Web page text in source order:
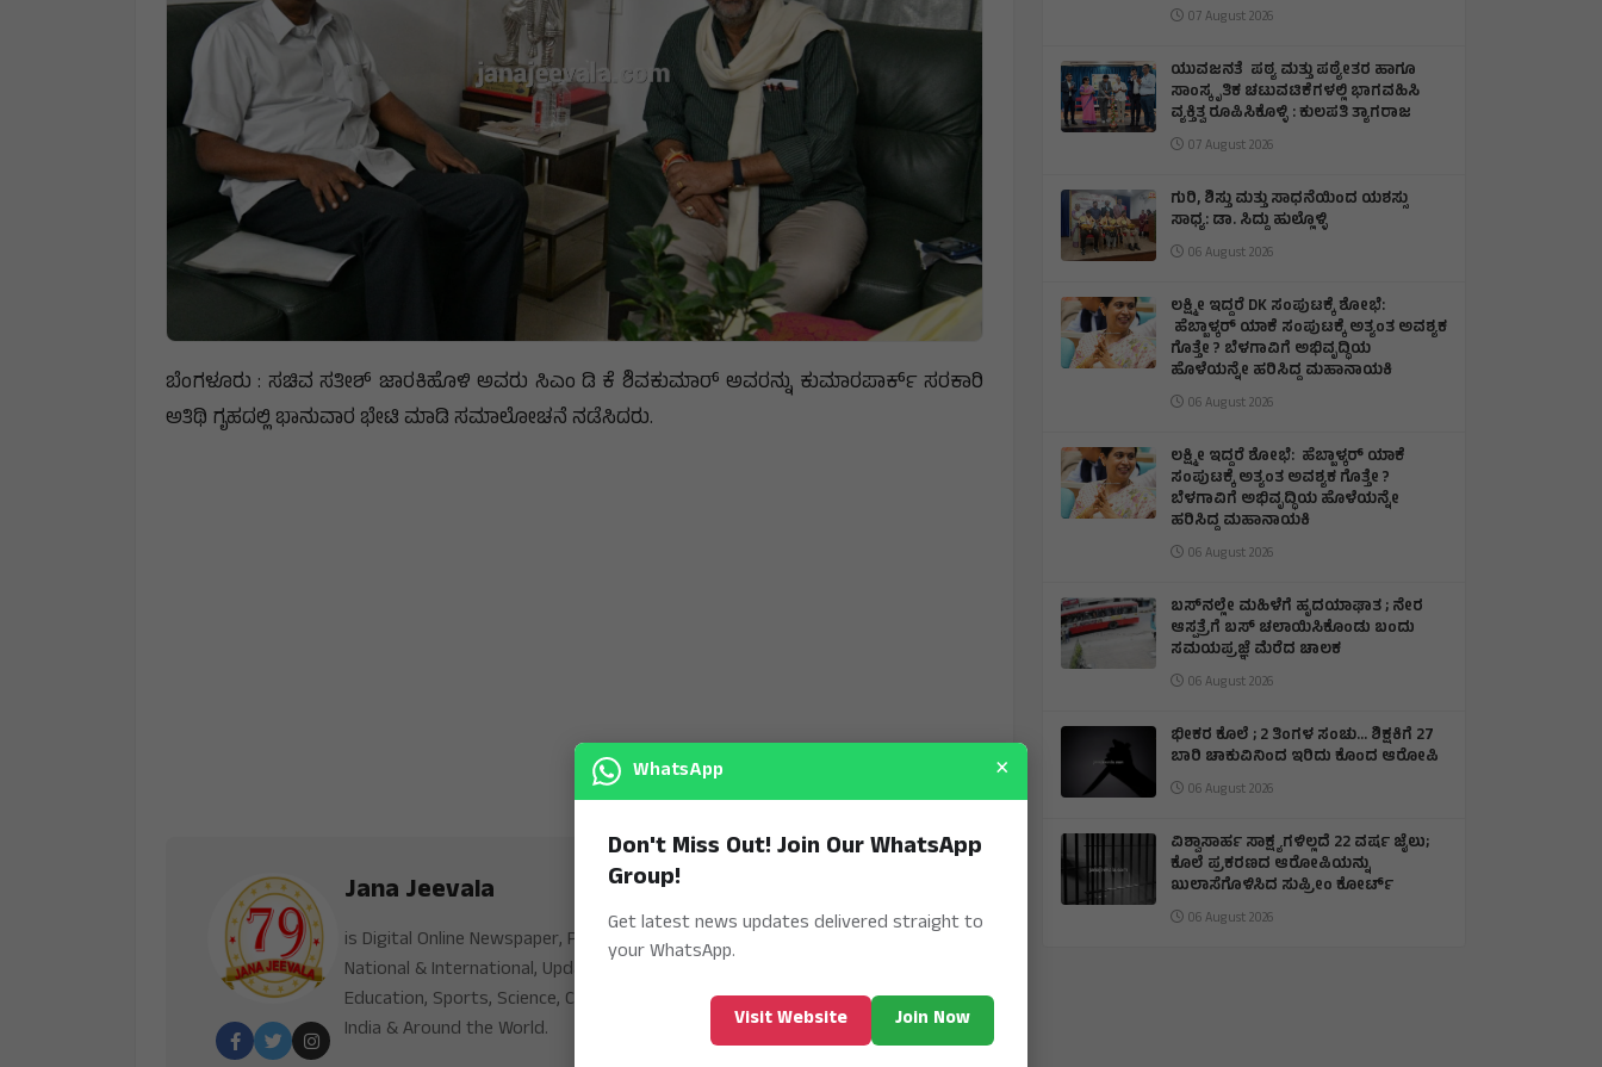
ಬೆಂಗಳೂರು : ಸಚಿವ ಸತೀಶ್ ಜಾರಕಿಹೊಳಿ ಅವರು ಸಿಎಂ ಡಿ ಕೆ ಶಿವಕುಮಾರ್ ಅವರನ್ನು ಕುಮಾರಪಾರ್ಕ್ ಸರಕಾರಿ
ಅತಿಥಿ ಗೃಹದಲ್ಲಿ ಭಾನುವಾರ ಭೇಟಿ ಮಾಡಿ ಸಮಾಲೋಚನೆ ನಡೆಸಿದರು.
Jana Jeevala
is Digital Online Newspaper, Publishing Platform From INDIA. Karnataka,
National & International, Updates including Politics, Business, Crime,
Education, Sports, Science, Current Affairs. Latest Breaking News From
India & Around the World.
07 August 2026
ಯುವಜನತೆ ಪಠ್ಯ ಮತ್ತು ಪಠ್ಯೇತರ ಹಾಗೂ
ಸಾಂಸ್ಕೃತಿಕ ಚಟುವಟಿಕೆಗಳಲ್ಲಿ ಭಾಗವಹಿಸಿ
ವ್ಯಕ್ತಿತ್ವ ರೂಪಿಸಿಕೊಳ್ಳಿ : ಕುಲಪತಿ ತ್ಯಾಗರಾಜ
07 August 2026
ಗುರಿ, ಶಿಸ್ತು ಮತ್ತು ಸಾಧನೆಯಿಂದ ಯಶಸ್ಸು
ಸಾಧ್ಯ: ಡಾ. ಸಿದ್ದು ಹುಲ್ಲೊಳ್ಳಿ
06 August 2026
ಲಕ್ಷ್ಮೀ ಇದ್ದರೆ DK ಸಂಪುಟಕ್ಕೆ ಶೋಭೆ:
ಹೆಬ್ಬಾಳ್ಕರ್ ಯಾಕೆ ಸಂಪುಟಕ್ಕೆ ಅತ್ಯಂತ ಅವಶ್ಯಕ
ಗೊತ್ತೇ ? ಬೆಳಗಾವಿಗೆ ಅಭಿವೃದ್ಧಿಯ
ಹೊಳೆಯನ್ನೇ ಹರಿಸಿದ್ದ ಮಹಾನಾಯಕಿ
06 August 2026
ಲಕ್ಷ್ಮೀ ಇದ್ದರೆ ಶೋಭೆ: ಹೆಬ್ಬಾಳ್ಕರ್ ಯಾಕೆ
ಸಂಪುಟಕ್ಕೆ ಅತ್ಯಂತ ಅವಶ್ಯಕ ಗೊತ್ತೇ ?
ಬೆಳಗಾವಿಗೆ ಅಭಿವೃದ್ಧಿಯ ಹೊಳೆಯನ್ನೇ
ಹರಿಸಿದ್ದ ಮಹಾನಾಯಕಿ
06 August 2026
ಬಸ್‌ನಲ್ಲೇ ಮಹಿಳೆಗೆ ಹೃದಯಾಘಾತ ; ನೇರ
ಆಸ್ಪತ್ರೆಗೆ ಬಸ್‌ ಚಲಾಯಿಸಿಕೊಂಡು ಬಂದು
ಸಮಯಪ್ರಜ್ಞೆ ಮೆರೆದ ಚಾಲಕ
06 August 2026
ಭೀಕರ ಕೊಲೆ ; 2 ತಿಂಗಳ ಸಂಚು… ಶಿಕ್ಷಕಿಗೆ 27
ಬಾರಿ ಚಾಕುವಿನಿಂದ ಇರಿದು ಕೊಂದ ಆರೋಪಿ
06 August 2026
ವಿಶ್ವಾಸಾರ್ಹ ಸಾಕ್ಷ್ಯಗಳಿಲ್ಲದೆ 22 ವರ್ಷ ಜೈಲು;
ಕೊಲೆ ಪ್ರಕರಣದ ಆರೋಪಿಯನ್ನು
ಖುಲಾಸೆಗೊಳಿಸಿದ ಸುಪ್ರೀಂ ಕೋರ್ಟ್
06 August 2026
WhatsApp ×
Don't Miss Out! Join Our WhatsApp
Group!
Get latest news updates delivered straight to
your WhatsApp.
Visit Website Join Now